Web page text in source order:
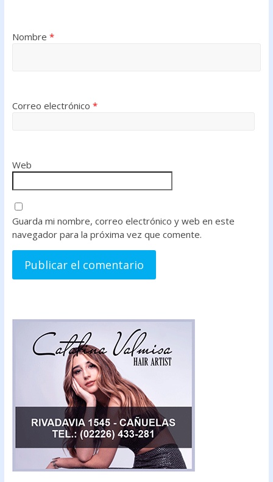
Nombre *
Correo electrónico *
Web
Guarda mi nombre, correo electrónico y web en este
navegador para la próxima vez que comente.